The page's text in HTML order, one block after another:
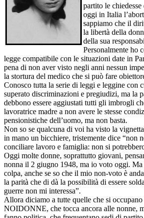
partito le
oggi in Italia
sappiamo che il
la libertà della
della sua
Personalmente ho
legge compatibile con le situazioni date in
pena di non aver visto negli anni nessun
la stortura del medico che si può fare
Conosco tutta la serie di leggi e leggine con
superato discriminazioni e pregiudizi, ma la
debbono essere aggiustati tutti gli imbrogli
lavoratrice madre a non avere le stesse
pensionistiche dell’uomo, ma non basta.
Non so se qualcuna di voi ha visto la
in mano un bicchiere, tristemente dice “non
conciliare lavoro e famiglia: non si
Oggi molte donne, soprattutto giovani,
nonna il 2 giugno 1948, ma io voto oggi.
colpa, anche se so che il mio non-voto è
la parità che di dà la possibilità di essere
guerre non mi interessa”.
Allora diciamo a tutte quelle che si
NOIDONNE, che tocca ancora alle nonne,